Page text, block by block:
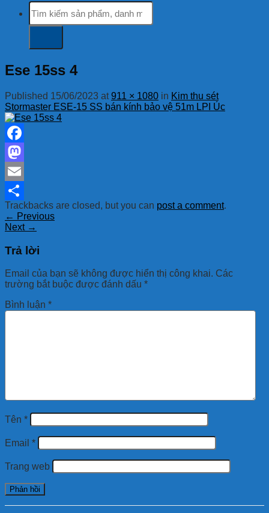
Tìm
kiếm:
Ese 15ss 4
Published 15/06/2023 at911 × 1080 in Kim thu sét
Stormaster ESE-15 SS bán kính bảo vệ 51m LPI Úc
Facebook
Mastodon
Email
Share
Trackbacks are closed, but you can post a comment.
← Previous
Next →
Trả lời
Email của bạn sẽ không được hiển thị công khai. Các
trường bắt buộc được đánh dấu *
Bình luận *
Tên *
Email *
Trang web